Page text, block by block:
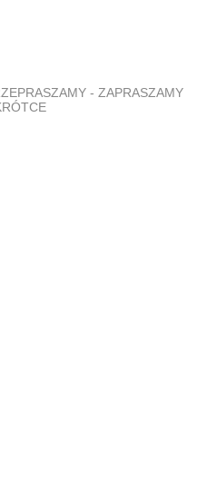
- ZAPRASZAMY